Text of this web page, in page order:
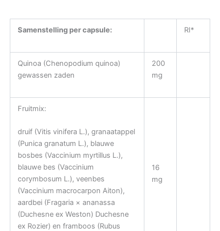
Samenstelling per capsule: RI*
Quinoa (Chenopodium quinoa)
gewassen zaden
200
mg
Fruitmix:
druif (Vitis vinifera L.), granaatappel
(Punica granatum L.), blauwe
bosbes (Vaccinium myrtillus L.),
blauwe bes (Vaccinium
corymbosum L.), veenbes
(Vaccinium macrocarpon Aiton),
aardbei (Fragaria × ananassa
(Duchesne ex Weston) Duchesne
ex Rozier) en framboos (Rubus
16
mg